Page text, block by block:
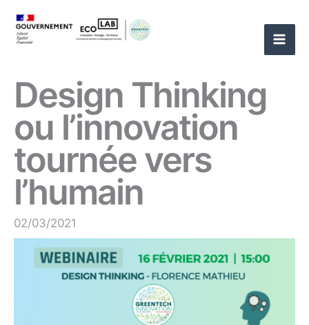
contenu
Design Thinking
ou l’innovation
tournée vers
l’humain
02/03/2021